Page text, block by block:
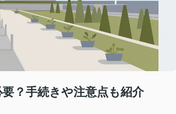
？手続きや注意点も紹介